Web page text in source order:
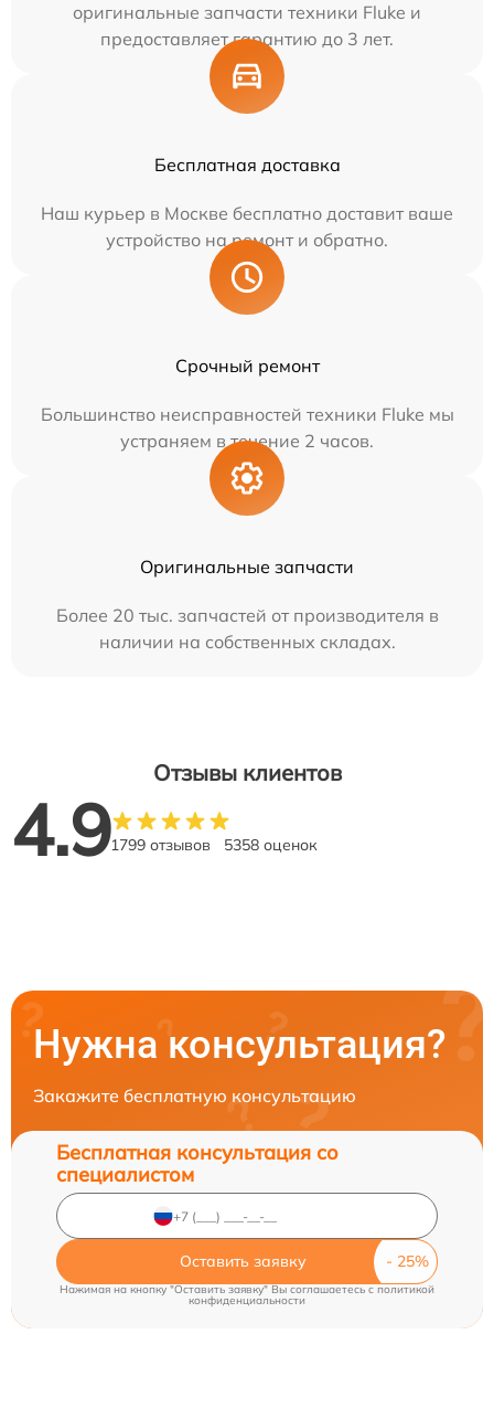
оригинальные запчасти техники Fluke и
предоставляет гарантию до 3 лет.
Бесплатная доставка
Наш курьер в Москве бесплатно доставит ваше
устройство на ремонт и обратно.
Срочный ремонт
Большинство неисправностей техники Fluke мы
устраняем в течение 2 часов.
Оригинальные запчасти
Более 20 тыс. запчастей от производителя в
наличии на собственных складах.
Отзывы клиентов
4.91799 отзывов 5358 оценок
Нужна консультация?
Закажите бесплатную консультацию
Бесплатная консультация со
специалистом
Оставить заявку
Нажимая на кнопку "Оставить заявку" Вы соглашаетесь cполитикой
конфиденциальности